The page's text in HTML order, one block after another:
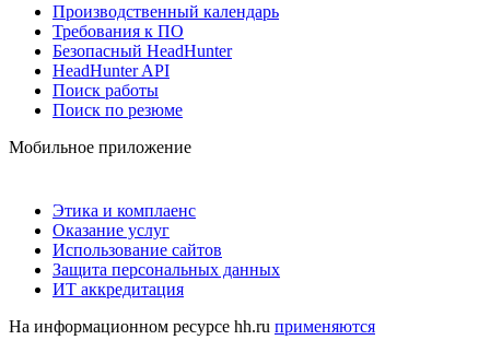
Производственный календарь
Требования к ПО
Безопасный HeadHunter
HeadHunter API
Поиск работы
Поиск по резюме
Мобильное приложение
Этика и комплаенс
Оказание услуг
Использование сайтов
Защита персональных данных
ИТ аккредитация
На информационном ресурсе hh.ru применяются